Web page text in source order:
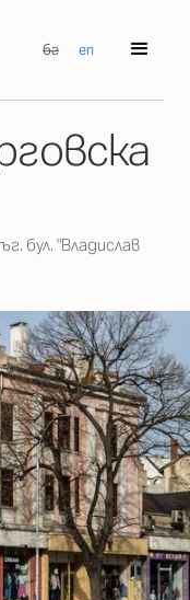
бг en
бул. "Владислав